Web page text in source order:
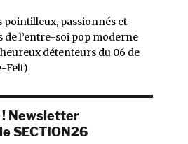
pointilleux, passionnés et
de l’entre-soi pop moderne
heureux détenteurs du 06 de
Felt)
! Newsletter
SECTION26